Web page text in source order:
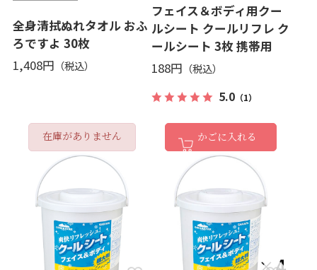
全身清拭ぬれタオル おふ
ろですよ 30枚
1,408円
在庫がありません
フェイス＆ボディ用クー
ルシート クールリフレ ク
ールシート 3枚 携帯用
188円
5.0（1）
かごに入れる